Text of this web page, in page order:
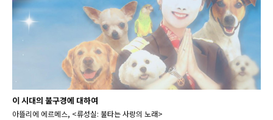
이 시대의 불구경에 대하여
아뜰리에 에르메스, <류성실: 불타는 사랑의 노래>